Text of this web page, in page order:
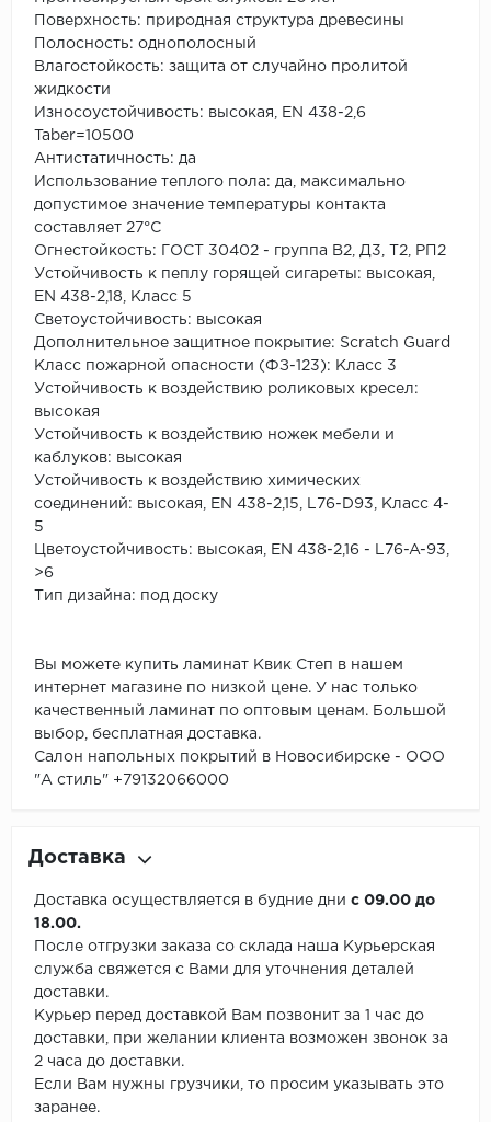
Поверхность: природная структура древесины
Полосность: однополосный
Влагостойкость: защита от случайно пролитой
жидкости
Износоустойчивость: высокая, EN 438-2,6
Taber=10500
Антистатичность: да
Использование теплого пола: да, максимально
допустимое значение температуры контакта
составляет 27°С
Огнестойкость: ГОСТ 30402 - группа В2, Д3, Т2, РП2
Устойчивость к пеплу горящей сигареты: высокая,
EN 438-2,18, Класс 5
Светоустойчивость: высокая
Дополнительное защитное покрытие: Scratch Guard
Класс пожарной опасности (ФЗ-123): Класс 3
Устойчивость к воздействию роликовых кресел:
высокая
Устойчивость к воздействию ножек мебели и
каблуков: высокая
Устойчивость к воздействию химических
соединений: высокая, EN 438-2,15, L76-D93, Класс 4-
5
Цветоустойчивость: высокая, EN 438-2,16 - L76-A-93,
>6
Тип дизайна: под доску
Вы можете купить ламинат Квик Степ в нашем
интернет магазине по низкой цене. У нас только
качественный ламинат по оптовым ценам. Большой
выбор, бесплатная доставка.
Салон напольных покрытий в Новосибирске - ООО
"А стиль" +79132066000
Доставка
Доставка осуществляется в будние дни с 09.00 до
18.00.
После отгрузки заказа со склада наша Курьерская
служба свяжется с Вами для уточнения деталей
доставки.
Курьер перед доставкой Вам позвонит за 1 час до
доставки, при желании клиента возможен звонок за
2 часа до доставки.
Если Вам нужны грузчики, то просим указывать это
заранее.